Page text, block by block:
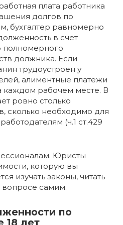
плата работника
долгов по
бухгалтер равномерно
в счет
полномерного
должника. Если
трудоустроен у
алиментные платежи
каждом рабочем месте. В
ровно столько
сколько необходимо для
(ч.1 ст.429
Юристы
которую вы
изучать законы, читать
вопросе самим.
по
18 лет